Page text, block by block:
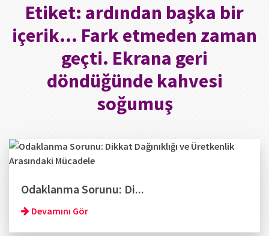
Etiket: ardından başka bir
içerik… Fark etmeden zaman
geçti. Ekrana geri
döndüğünde kahvesi
soğumuş
Odaklanma Sorunu: Di...
Devamını Gör